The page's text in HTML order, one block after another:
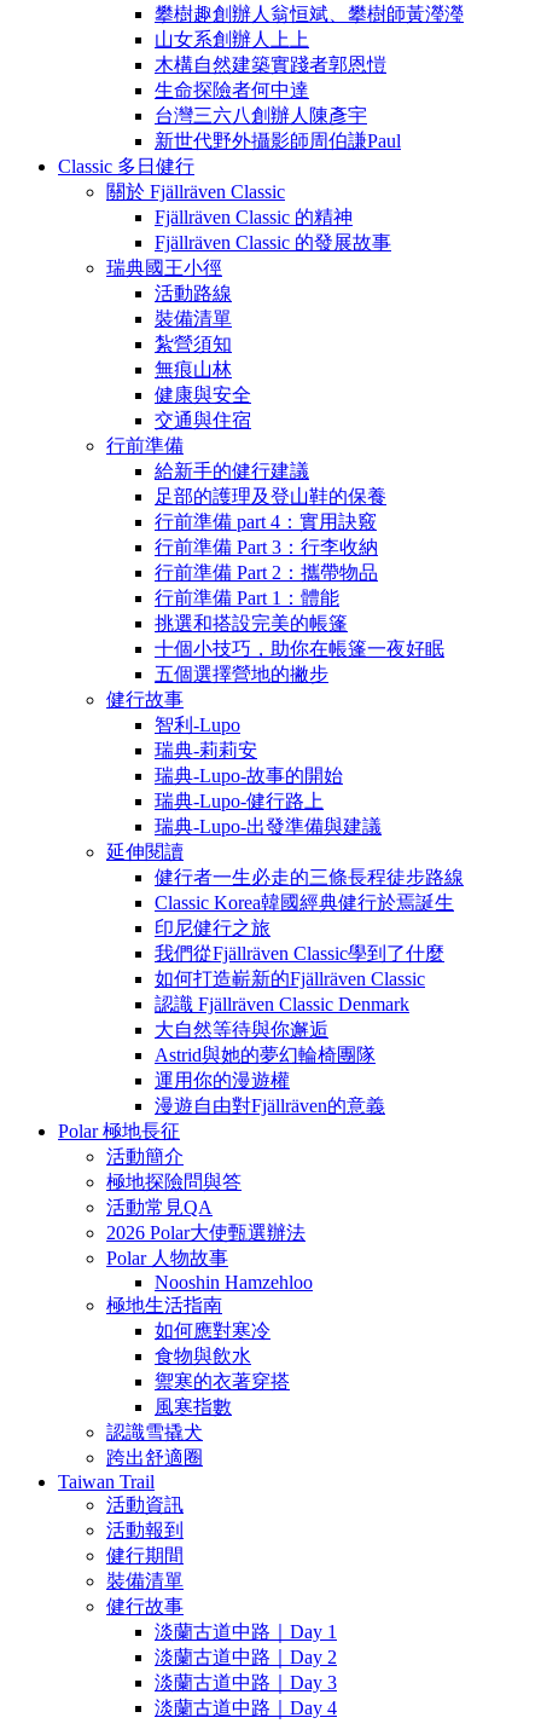
攀樹趣創辦人翁恒斌、攀樹師黃瀅瀅
山女系創辦人上上
木構自然建築實踐者郭恩愷
生命探險者何中達
台灣三六八創辦人陳彥宇
新世代野外攝影師周伯謙Paul
Classic 多日健行
關於 Fjällräven Classic
Fjällräven Classic 的精神
Fjällräven Classic 的發展故事
瑞典國王小徑
活動路線
裝備清單
紮營須知
無痕山林
健康與安全
交通與住宿
行前準備
給新手的健行建議
足部的護理及登山鞋的保養
行前準備 part 4：實用訣竅
行前準備 Part 3：行李收納
行前準備 Part 2：攜帶物品
行前準備 Part 1：體能
挑選和搭設完美的帳篷
十個小技巧，助你在帳篷一夜好眠
五個選擇營地的撇步
健行故事
智利-Lupo
瑞典-莉莉安
瑞典-Lupo-故事的開始
瑞典-Lupo-健行路上
瑞典-Lupo-出發準備與建議
延伸閱讀
健行者一生必走的三條長程徒步路線
Classic Korea韓國經典健行於焉誕生
印尼健行之旅
我們從Fjällräven Classic學到了什麼
如何打造嶄新的Fjällräven Classic
認識 Fjällräven Classic Denmark
大自然等待與你邂逅
Astrid與她的夢幻輪椅團隊
運用你的漫遊權
漫遊自由對Fjällräven的意義
Polar 極地長征
活動簡介
極地探險問與答
活動常見QA
2026 Polar大使甄選辦法
Polar 人物故事
Nooshin Hamzehloo
極地生活指南
如何應對寒冷
食物與飲水
禦寒的衣著穿搭
風寒指數
認識雪撬犬
跨出舒適圈
Taiwan Trail
活動資訊
活動報到
健行期間
裝備清單
健行故事
淡蘭古道中路｜Day 1
淡蘭古道中路｜Day 2
淡蘭古道中路｜Day 3
淡蘭古道中路｜Day 4